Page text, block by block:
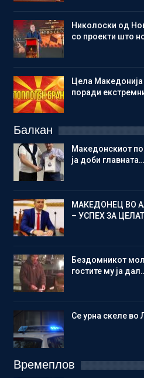
Николоски од
со проекти што
Цела
поради
Балкан
Македонскиот
ја доби главната…
МАКЕДОНЕЦ ВО
– УСПЕХ ЗА
Бездомникот
гостите му ја
Се урна скеле во
Времеплов